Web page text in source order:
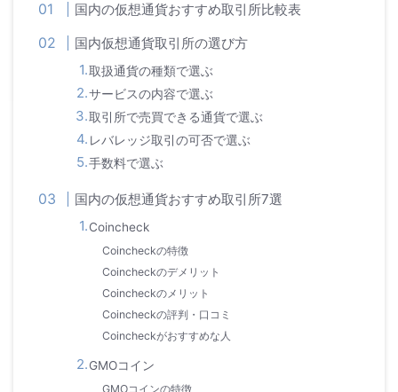
国内の仮想通貨おすすめ取引所比較表
国内仮想通貨取引所の選び方
取扱通貨の種類で選ぶ
サービスの内容で選ぶ
取引所で売買できる通貨で選ぶ
レバレッジ取引の可否で選ぶ
手数料で選ぶ
国内の仮想通貨おすすめ取引所7選
Coincheck
Coincheckの特徴
Coincheckのデメリット
Coincheckのメリット
Coincheckの評判・口コミ
Coincheckがおすすめな人
GMOコイン
GMOコインの特徴